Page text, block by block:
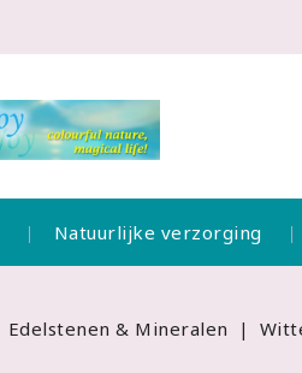
Natuurlijke verzorging
Edelstenen & Mineralen